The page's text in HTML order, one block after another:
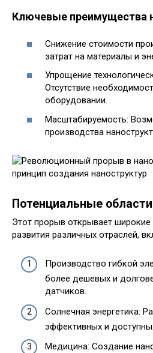
Ключевые преимущества
Снижение стоимости
затрат на материалы и
Упрощение
Отсутствие
оборудовании.
Масштабируемость:
производства
Потенциальные
Этот прорыв открывает
развития различных отраслей,
Производство гибкой
более дешевых и
датчиков.
Солнечная энергетика:
эффективных и
Медицина: Создание